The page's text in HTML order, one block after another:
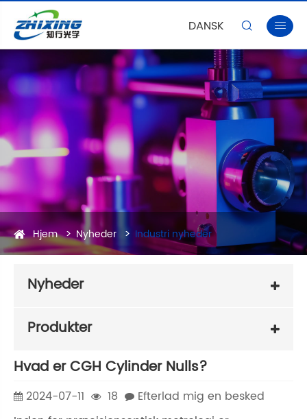
DANSK  
Hjem Nyheder Industri nyheder
Nyheder
Produkter
Hvad er CGH Cylinder Nulls?
2024-07-11 18
Efterlad mig en besked